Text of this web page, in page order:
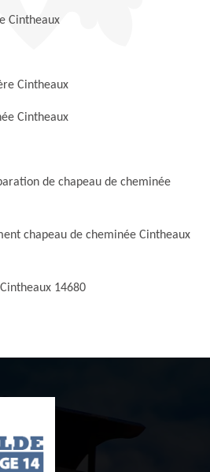
Cintheaux
Cintheaux
Cintheaux
de chapeau de cheminée
chapeau de cheminée Cintheaux
14680